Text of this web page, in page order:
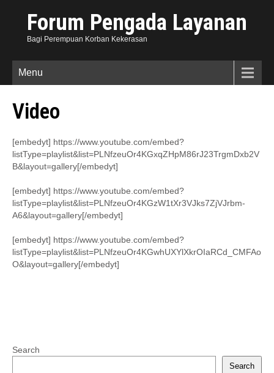
Forum Pengada Layanan
Bagi Perempuan Korban Kekerasan
Menu
Video
[embedyt] https://www.youtube.com/embed?
listType=playlist&list=PLNfzeuOr4KGxqZHpM86rJ23TrgmDxb2V
B&layout=gallery[/embedyt]
[embedyt] https://www.youtube.com/embed?
listType=playlist&list=PLNfzeuOr4KGzW1tXr3VJks7ZjVJrbm-
A6&layout=gallery[/embedyt]
[embedyt] https://www.youtube.com/embed?
listType=playlist&list=PLNfzeuOr4KGwhUXYlXkrOIaRCd_CMFAo
O&layout=gallery[/embedyt]
Search
Search